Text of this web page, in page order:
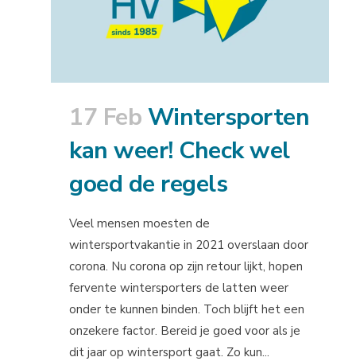
17 FebWintersporten
kan weer! Check wel
goed de regels
Veel mensen moesten de
wintersportvakantie in 2021 overslaan door
corona. Nu corona op zijn retour lijkt, hopen
fervente wintersporters de latten weer
onder te kunnen binden. Toch blijft het een
onzekere factor. Bereid je goed voor als je
dit jaar op wintersport gaat. Zo kun...